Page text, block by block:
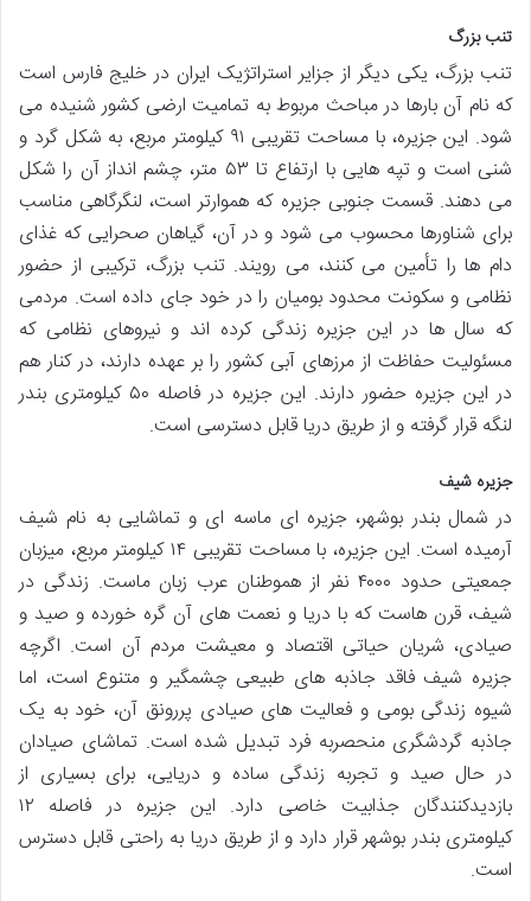
تنب بزرگ
تنب بزرگ، یکی دیگر از جزایر استراتژیک ایران در خلیج فارس است
که نام آن بارها در مباحث مربوط به تمامیت ارضی کشور شنیده می
شود. این جزیره، با مساحت تقریبی ۹۱ کیلومتر مربع، به شکل گرد و
شنی است و تپه هایی با ارتفاع تا ۵۳ متر، چشم انداز آن را شکل
می دهند. قسمت جنوبی جزیره که هموارتر است، لنگرگاهی مناسب
برای شناورها محسوب می شود و در آن، گیاهان صحرایی که غذای
دام ها را تأمین می کنند، می رویند. تنب بزرگ، ترکیبی از حضور
نظامی و سکونت محدود بومیان را در خود جای داده است. مردمی
که سال ها در این جزیره زندگی کرده اند و نیروهای نظامی که
مسئولیت حفاظت از مرزهای آبی کشور را بر عهده دارند، در کنار هم
در این جزیره حضور دارند. این جزیره در فاصله ۵۰ کیلومتری بندر
لنگه قرار گرفته و از طریق دریا قابل دسترسی است.
جزیره شیف
در شمال بندر بوشهر، جزیره ای ماسه ای و تماشایی به نام شیف
آرمیده است. این جزیره، با مساحت تقریبی ۱۴ کیلومتر مربع، میزبان
جمعیتی حدود ۴۰۰۰ نفر از هموطنان عرب زبان ماست. زندگی در
شیف، قرن هاست که با دریا و نعمت های آن گره خورده و صید و
صیادی، شریان حیاتی اقتصاد و معیشت مردم آن است. اگرچه
جزیره شیف فاقد جاذبه های طبیعی چشمگیر و متنوع است، اما
شیوه زندگی بومی و فعالیت های صیادی پررونق آن، خود به یک
جاذبه گردشگری منحصربه فرد تبدیل شده است. تماشای صیادان
در حال صید و تجربه زندگی ساده و دریایی، برای بسیاری از
بازدیدکنندگان جذابیت خاصی دارد. این جزیره در فاصله ۱۲
کیلومتری بندر بوشهر قرار دارد و از طریق دریا به راحتی قابل دسترس
است.